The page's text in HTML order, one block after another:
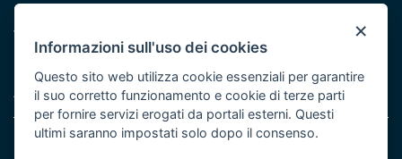
Protezione civile
Vai al sito di Protezione Civile Puglia
Iniziativa finanziata con risorse del POR Puglia 2014/2020 -
Asse XI
Note legali
×
Informazioni sull'uso dei cookies
Questo sito web utilizza cookie essenziali per garantire
il suo corretto funzionamento e cookie di terze parti
per fornire servizi erogati da portali esterni. Questi
ultimi saranno impostati solo dopo il consenso.